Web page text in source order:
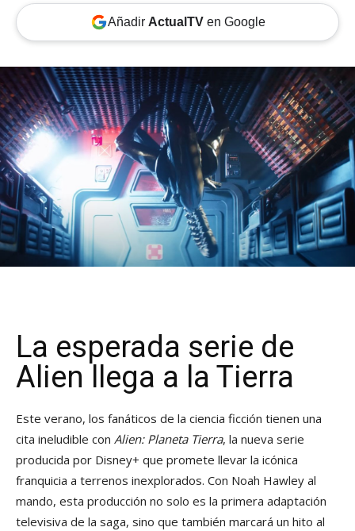
Añadir ActualTVen Google
La esperada serie de
Alien llega a la Tierra
Este verano, los fanáticos de la ciencia ficción tienen una
cita ineludible con Alien: Planeta Tierra, la nueva serie
producida por Disney+ que promete llevar la icónica
franquicia a terrenos inexplorados. Con Noah Hawley al
mando, esta producción no solo es la primera adaptación
televisiva de la saga, sino que también marcará un hito al